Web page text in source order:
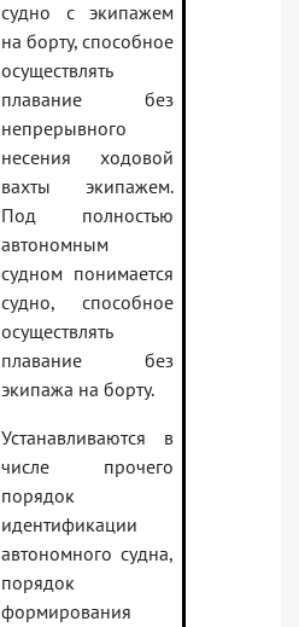
судно с экипажем
на борту, способное
осуществлять
плавание без
непрерывного
несения ходовой
вахты экипажем.
Под полностью
автономным
судном понимается
судно, способное
осуществлять
плавание без
экипажа на борту.
Устанавливаются в
числе прочего
порядок
идентификации
автономного судна,
порядок
формирования